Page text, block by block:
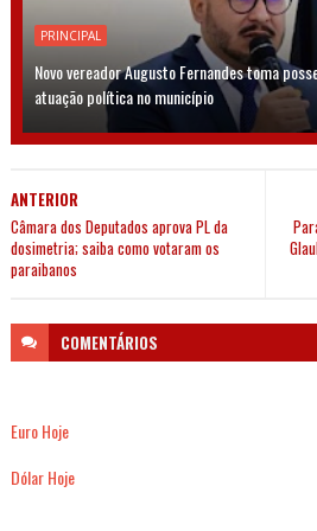
PRINCIPAL
Novo vereador Augusto Fernandes toma
atuação política no município
ANTERIOR
Câmara dos Deputados aprova PL da
dosimetria; saiba como votaram os
paraibanos
COMENTÁRIOS
Euro Hoje
Dólar Hoje